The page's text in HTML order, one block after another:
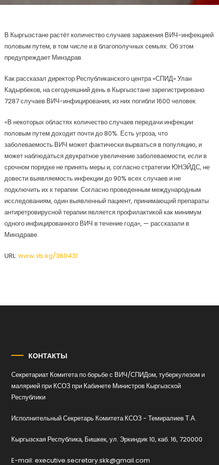
В Кыргызстане растёт количество случаев заражения ВИЧ-инфекцией
половым путем, в том числе и в благополучных семьях. Об этом
предупреждает Минздрав.
Как рассказал директор Республиканского центра «СПИД» Улан
Кадырбеков, на сегодняшний день в Кыргызстане зарегистрировано
7287 случаев ВИЧ-инфицирования, из них погибли 1600 человек.
«В некоторых областях количество случаев передачи инфекции
половым путем доходит почти до 80%. Есть угроза, что
заболеваемость ВИЧ может фактически вырваться в популяцию, и
может наблюдаться двукратное увеличение заболеваемости, если в
срочном порядке не принять меры и, согласно стратегии ЮНЭЙДС, не
довести выявляемость инфекции до 90% всех случаев и не
подключить их к терапии. Согласно проведенным международным
исследованиям, один выявленный пациент, принимающий препараты
антиретровирусной терапии является профилактикой как минимум
одного инфицированного ВИЧ в течение года», — рассказали в
Минздраве.
URL: www.vb.kg/360431
КОНТАКТЫ
Секретариат Комитета по борьбе с ВИЧ/СПИДом, туберкулезом и
малярией при КСОЗ при Кабинете Министров Кыргызской
Республики
Исполнительный Секретарь Комитета КСОЗ - Темиралиев Т.А.
Кыргызская Республика, Бишкек, ул. Эркиндик 10, каб. 16, 720000
E-mail: executive.secretary.skk@gmail.com